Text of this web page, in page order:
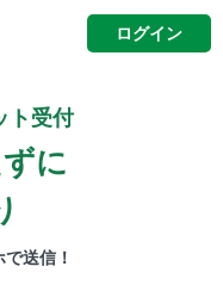
ログイン
ト受付
に
送信！